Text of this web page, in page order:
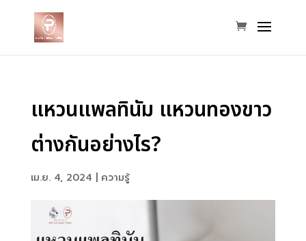
แหวนแพลทินัม แหวนทองขาว
ต่างกันอย่างไร?
เม.ย. 4, 2024 ความรู้